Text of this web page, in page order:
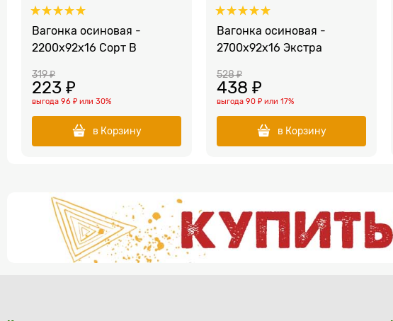
Вагонка осиновая -
2200x92x16 Сорт В
319 ₽
223 ₽
выгода 96 ₽ или 30%
в Корзину
Вагонка осиновая -
2700x92x16 Экстра
528 ₽
438 ₽
выгода 90 ₽или 17%
в Корзину